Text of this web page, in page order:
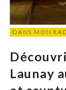
DANS MON
Launay